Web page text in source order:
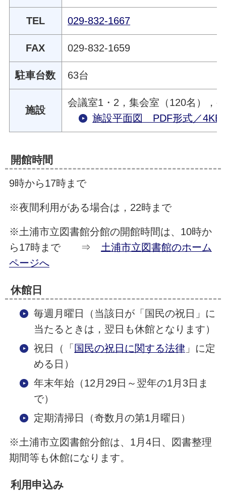
TEL 029-832-1667
FAX 029-832-1659
駐車台数 63台
施設
会議室1・2，集会室（120名），
施設平面図 PDF形式／4KB
開館時間
9時から17時まで
※夜間利用がある場合は，22時まで
※土浦市立図書館分館の開館時間は、10時か
ら17時まで ⇒ 土浦市立図書館のホーム
ページへ
休館日
毎週月曜日（当該日が「国民の祝日」に
当たるときは，翌日も休館となります）
祝日（「 国民の祝日に関する法律」に定
める日）
年末年始（12月29日～翌年の1月3日ま
で）
定期清掃日（奇数月の第1月曜日）
※土浦市立図書館分館は、1月4日、図書整理
期間等も休館になります。
利用申込み